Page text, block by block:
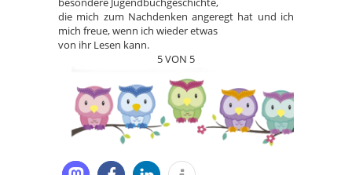
die mich zum Nachdenken angeregt hat und ich
mich freue, wenn ich wieder etwas
von ihr Lesen kann.
5 VON 5